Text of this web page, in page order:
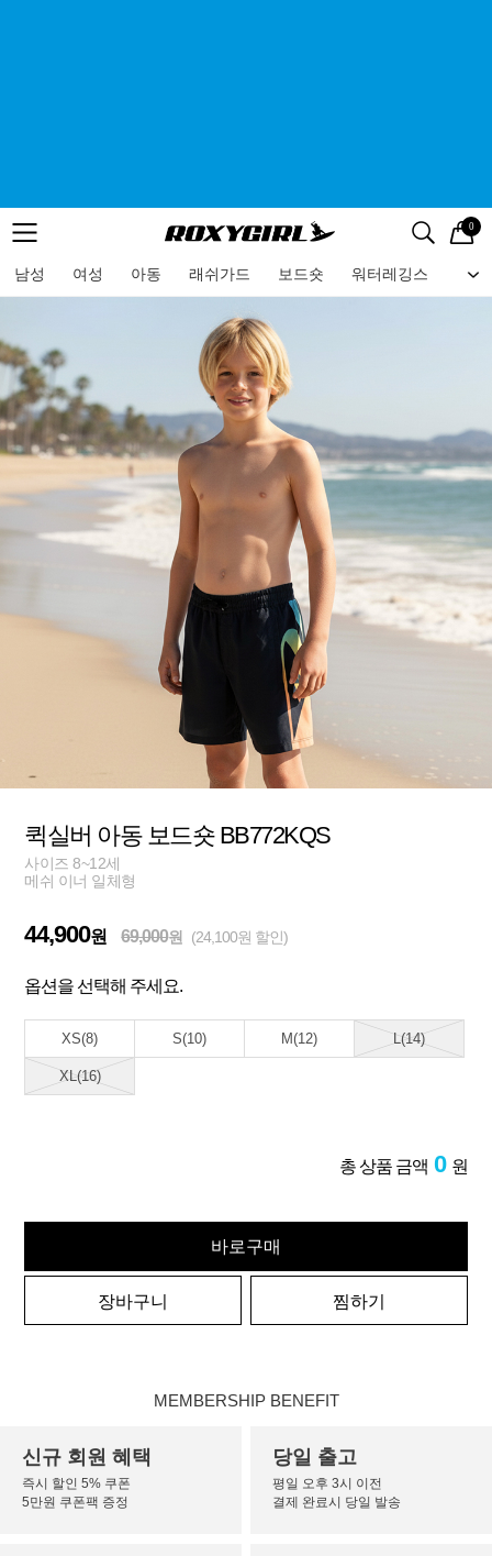
메뉴 검색
로고 0
남성 여성 아동 래쉬가드 보드숏 워터레깅스 비
메뉴
퀵실버 아동 보드숏 BB772KQS
사이즈 8~12세
메쉬 이너 일체형
44,900원 69,000원 (24,100원 할인)
옵션을 선택해 주세요.
XS(8) S(10) M(12) L(14)
XL(16)
총 상품 금액 0 원
바로구매
장바구니 찜하기
MEMBERSHIP BENEFIT
신규 회원 혜택
즉시 할인 5% 쿠폰
5만원 쿠폰팩 증정
당일 출고
평일 오후 3시 이전
결제 완료시 당일 발송